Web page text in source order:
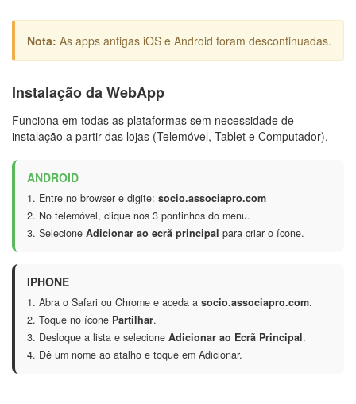
Nota: As apps antigas iOS e Android foram descontinuadas.
Instalação da WebApp
Funciona em todas as plataformas sem necessidade de
instalação a partir das lojas (Telemóvel, Tablet e Computador).
ANDROID
Entre no browser e digite: socio.associapro.com
No telemóvel, clique nos 3 pontinhos do menu.
Selecione Adicionar ao ecrã principal para criar o ícone.
IPHONE
Abra o Safari ou Chrome e aceda a socio.associapro.com.
Toque no ícone Partilhar.
Desloque a lista e selecione Adicionar ao Ecrã Principal.
Dê um nome ao atalho e toque em Adicionar.